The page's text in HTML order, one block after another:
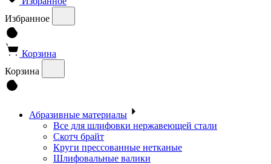
Избранное
Корзина
Корзина
Абразивные материалы
Все для шлифовки нержавеющей стали
Скотч брайт
Круги прессованные нетканые
Шлифовальные валики